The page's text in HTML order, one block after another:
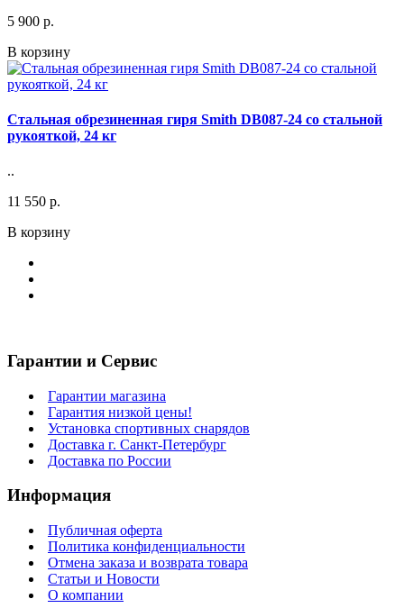
5 900 р.
В корзину
Стальная обрезиненная гиря Smith DB087-24 со стальной
рукояткой, 24 кг
..
11 550 р.
В корзину
Гарантии и Сервис
Гарантии магазина
Гарантия низкой цены!
Установка спортивных снарядов
Доставка г. Санкт-Петербург
Доставка по России
Информация
Публичная оферта
Политика конфиденциальности
Отмена заказа и возврата товара
Статьи и Новости
О компании